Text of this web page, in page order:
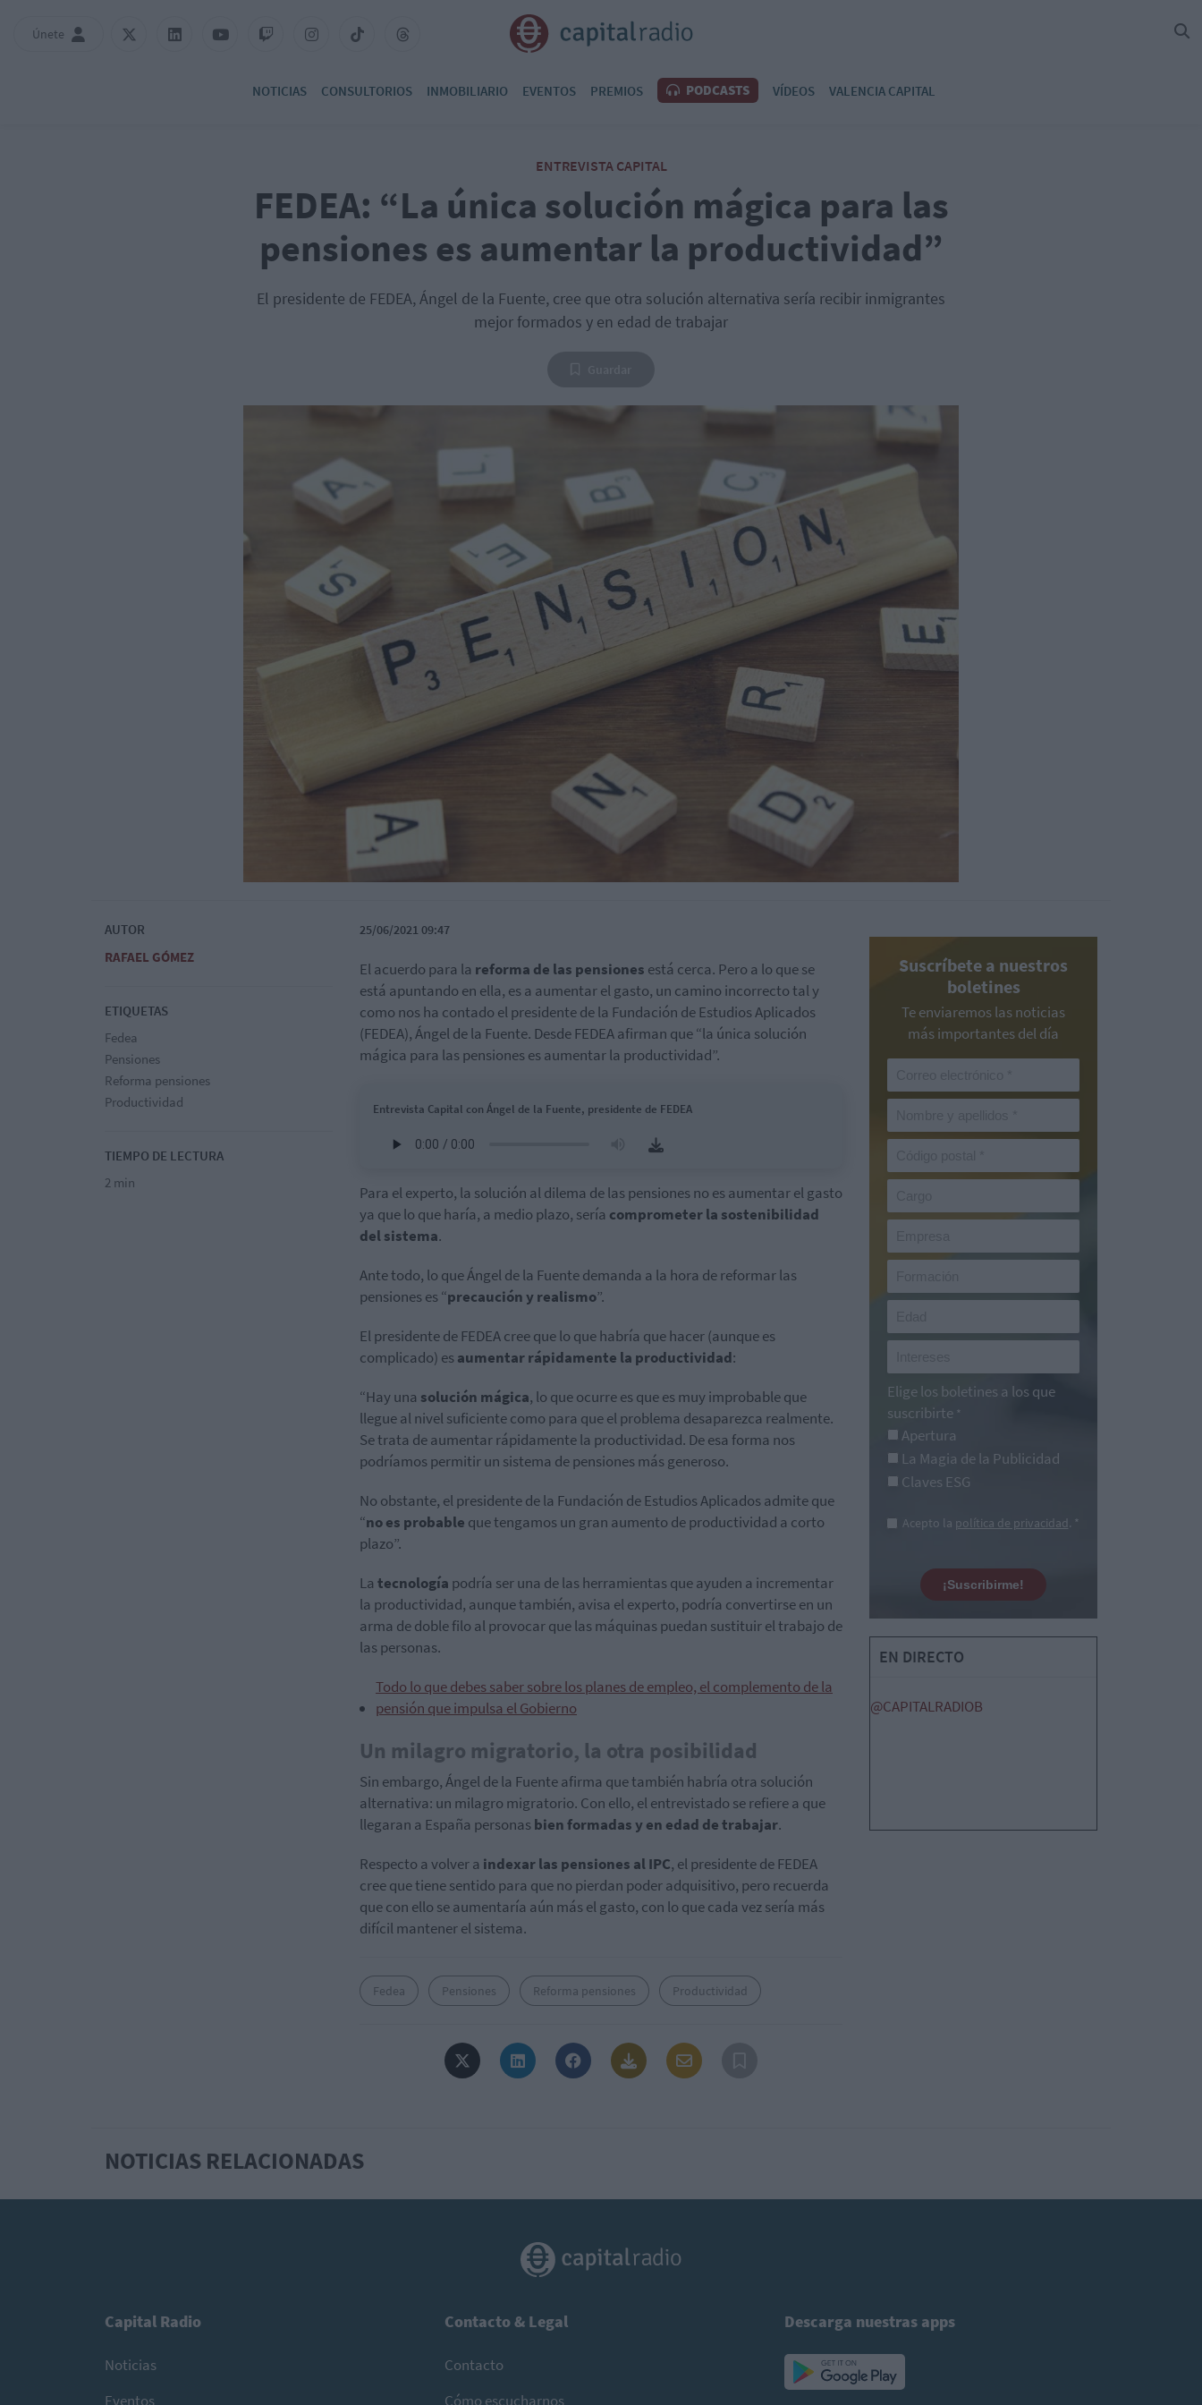
Únete
NOTICIAS CONSULTORIOS INMOBILIARIO EVENTOS PREMIOS PODCASTS VÍDEOS VALENCIA CAPITAL
ENTREVISTA CAPITAL
FEDEA: “La única solución mágica para las
pensiones es aumentar la productividad”
El presidente de FEDEA, Ángel de la Fuente, cree que otra solución alternativa sería recibir inmigrantes
mejor formados y en edad de trabajar
AUTOR
RAFAEL GÓMEZ
ETIQUETAS
Fedea
Pensiones
Reforma pensiones
Productividad
TIEMPO DE LECTURA
2 min
25/06/2021 09:47
El acuerdo para la reforma de las pensiones está cerca. Pero a lo que se
está apuntando en ella, es a aumentar el gasto, un camino incorrecto tal y
como nos ha contado el presidente de la Fundación de Estudios Aplicados
(FEDEA), Ángel de la Fuente. Desde FEDEA afirman que “la única solución
mágica para las pensiones es aumentar la productividad”.
Entrevista Capital con Ángel de la Fuente, presidente de FEDEA
Para el experto, la solución al dilema de las pensiones no es aumentar el gasto
ya que lo que haría, a medio plazo, sería comprometer la sostenibilidad
del sistema.
Ante todo, lo que Ángel de la Fuente demanda a la hora de reformar las
pensiones es “precaución y realismo”.
El presidente de FEDEA cree que lo que habría que hacer (aunque es
complicado) esaumentar rápidamente la productividad:
“Hay una solución mágica, lo que ocurre es que es muy improbable que
llegue al nivel suficiente como para que el problema desaparezca realmente.
Se trata de aumentar rápidamente la productividad. De esa forma nos
podríamos permitir un sistema de pensiones más generoso.
No obstante, el presidente de la Fundación de Estudios Aplicados admite que
“no es probable que tengamos un gran aumento de productividad a corto
plazo”.
La tecnología podría ser una de las herramientas que ayuden a incrementar
la productividad, aunque también, avisa el experto, podría convertirse en un
arma de doble filo al provocar que las máquinas puedan sustituir el trabajo de
las personas.
Todo lo que debes saber sobre los planes de empleo, el complemento de la
pensión que impulsa el Gobierno
Un milagro migratorio, la otra posibilidad
Sin embargo, Ángel de la Fuente afirma que también habría otra solución
alternativa: un milagro migratorio. Con ello, el entrevistado se refiere a que
llegaran a España personasbien formadas y en edad de trabajar.
Respecto a volver a indexar las pensiones al IPC, el presidente de FEDEA
cree que tiene sentido para que no pierdan poder adquisitivo, pero recuerda
que con ello se aumentaría aún más el gasto, con lo que cada vez sería más
difícil mantener el sistema.
Fedea Pensiones Reforma pensiones Productividad
Suscríbete a nuestros
boletines
Te enviaremos las noticias
más importantes del día
Elige los boletines a los que
suscribirte *
Apertura
La Magia de la Publicidad
Claves ESG
Acepto la política de privacidad. *
¡Suscribirme!
EN DIRECTO
@CAPITALRADIOB
NOTICIAS RELACIONADAS
Capital Radio
Noticias
Eventos
Contacto & Legal
Contacto
Cómo escucharnos
Descarga nuestras apps